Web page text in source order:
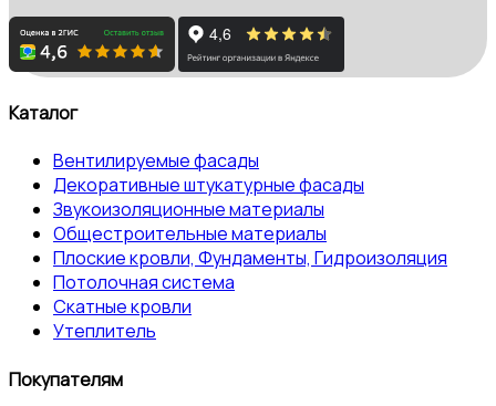
Каталог
Вентилируемые фасады
Декоративные штукатурные фасады
Звукоизоляционные материалы
Общестроительные материалы
Плоские кровли, Фундаменты, Гидроизоляция
Потолочная система
Скатные кровли
Утеплитель
Покупателям